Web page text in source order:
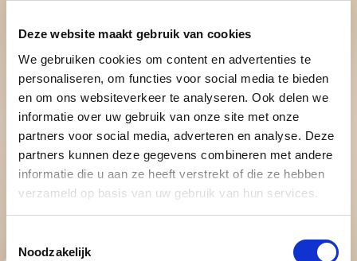
Deze website maakt gebruik van cookies
We gebruiken cookies om content en advertenties te
personaliseren, om functies voor social media te bieden
en om ons websiteverkeer te analyseren. Ook delen we
informatie over uw gebruik van onze site met onze
partners voor social media, adverteren en analyse. Deze
partners kunnen deze gegevens combineren met andere
informatie die u aan ze heeft verstrekt of die ze hebben
verzameld op basis van uw gebruik van hun services.
Noodzakelijk